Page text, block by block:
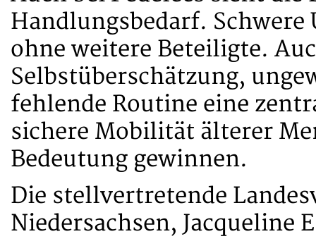
Handlungsbedarf.
ohne weitere Beteiligte.
Selbstüberschätzung,
fehlende Routine eine
sichere Mobilität älterer
Bedeutung gewinnen.
Die stellvertretende
Niedersachsen, Jacqueline